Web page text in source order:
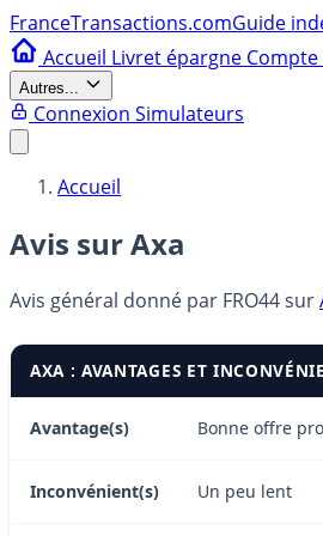
FranceTransactions.comGuide
Accueil Livret épargne
Autres...
Connexion Simulateurs
Accueil
Avis sur Axa
Avis général donné par FRO44sur
AXA : AVANTAGES ET
Avantage(s) Bonne offre
Inconvénient(s) Un peu lent